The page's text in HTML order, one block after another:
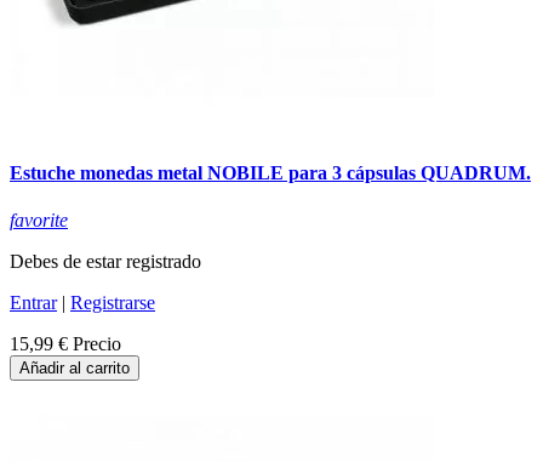
Estuche monedas metal NOBILE para 3 cápsulas QUADRUM.
favorite
Debes de estar registrado
Entrar| Registrarse
15,99 € Precio
Añadir al carrito